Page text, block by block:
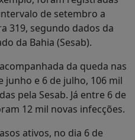
de setembro a
319, segundo dados da
da Bahia (Sesab).
da queda nas
junho e 6 de julho, 106 mil
pela Sesab. Já entre 6 de
12 mil novas infecções.
ativos, no dia 6 de